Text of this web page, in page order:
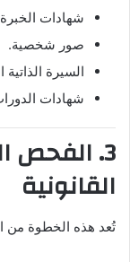
شهادات
صور شخصية.
السيرة الذاتية
شهادات
3. الفحص
القانونية
تُعد هذه الخطوة من